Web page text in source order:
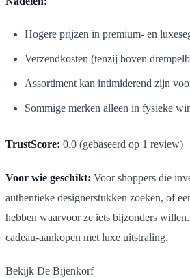
Hogere prijzen in premium- en
Verzendkosten (tenzij boven
Assortiment kan intimiderend zijn
Sommige merken alleen in fysieke
TrustScore: 0.0 (gebaseerd op 1 review)
Voor wie geschikt: Voor shoppers die
authentieke designerstukken zoeken, of
hebben waarvoor ze iets bijzonders
cadeau-aankopen met luxe uitstraling.
Bekijk De Bijenkorf